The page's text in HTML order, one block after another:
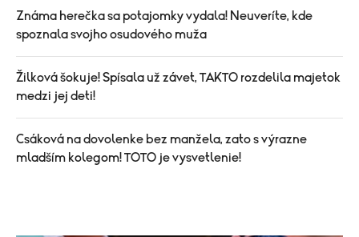
Známa herečka sa potajomky vydala! Neuveríte, kde
spoznala svojho osudového muža
Žilková šokuje! Spísala už závet, TAKTO rozdelila majetok
medzi jej deti!
Csáková na dovolenke bez manžela, zato s výrazne
mladším kolegom! TOTO je vysvetlenie!